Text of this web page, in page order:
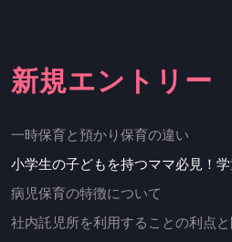
新規エントリー
一時保育と預かり保育の違い
小学生の子どもを持つママ必見！
病児保育の特徴について
社内託児所を利用することの利点